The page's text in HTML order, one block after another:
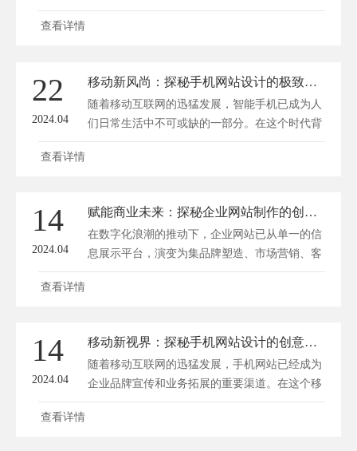
下，手机网站设计逐渐成为各大企业争夺用户的
效能。 一、手机网站设计的艺术 1. 界面设计 界
面设计是手...
查看详情
22
2024.04
移动新风尚：探秘手机网站设计的极致体验
随着移动互联网的迅猛发展，智能手机已成为人
们日常生活中不可或缺的一部分。在这个时代背
景下，手机网站设计显得尤为重要。它不仅关系
明了的界面设计 在手机屏幕有限的展示空间
里，简洁明了的界面...
查看详情
14
2024.04
赋能商业未来：探秘企业网站制作的创新与实效
在数字化浪潮的推动下，企业网站已从单一的信
息展示平台，演变为集品牌塑造、市场营销、客
户服务于一体的重要商业枢纽。面对日新月异的
实效成果两个方面，探秘企业网站的现状与未
来。 一、创新举措...
查看详情
14
2024.04
移动新视界：探秘手机网站设计的创意奥秘
随着移动互联网的迅猛发展，手机网站已经成为
企业品牌宣传和业务拓展的重要渠道。在这个移
动新视界中，如何打造出独具创意且用户友好的
查看详情